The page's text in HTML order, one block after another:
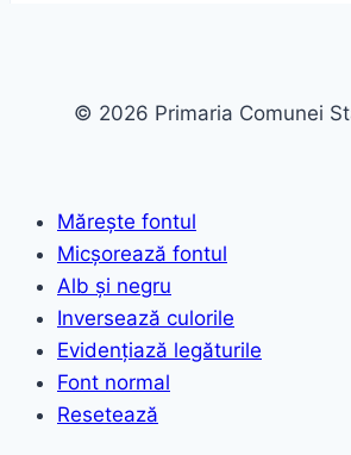
© 2026 Primaria Comunei
Mărește fontul
Micșorează fontul
Alb și negru
Inversează culorile
Evidențiază legăturile
Font normal
Resetează